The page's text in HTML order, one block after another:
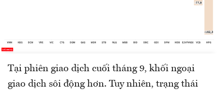
Tại phiên giao dịch cuối tháng 9, khối ngoại
giao dịch sôi động hơn. Tuy nhiên, trạng thái